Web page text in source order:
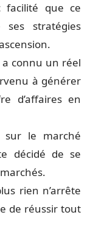
facilité que ce
stratégies
a connu un réel
à générer
d’affaires en
sur le marché
décidé de se
rien n’arrête
de réussir tout